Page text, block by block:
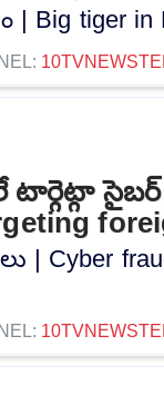
Big tiger in
​​fraud